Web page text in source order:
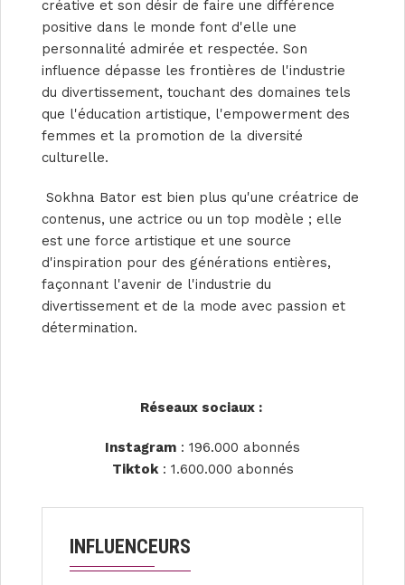
créative et son désir de faire une différence
positive dans le monde font d'elle une
personnalité admirée et respectée. Son
influence dépasse les frontières de l'industrie
du divertissement, touchant des domaines tels
que l'éducation artistique, l'empowerment des
femmes et la promotion de la diversité
culturelle.
Sokhna Bator est bien plus qu'une créatrice de
contenus, une actrice ou un top modèle ; elle
est une force artistique et une source
d'inspiration pour des générations entières,
façonnant l'avenir de l'industrie du
divertissement et de la mode avec passion et
détermination.
Réseaux sociaux :
Instagram : 196.000 abonnés
Tiktok: 1.600.000 abonnés
INFLUENCEURS